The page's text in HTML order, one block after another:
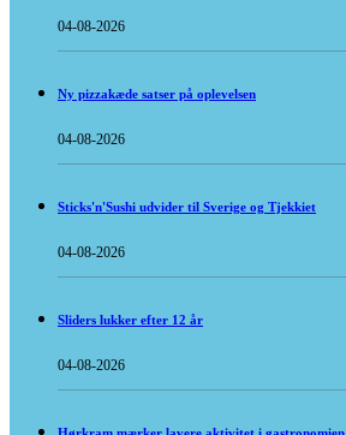
04-08-2026
Ny pizzakæde satser på oplevelsen
04-08-2026
Sticks'n'Sushi udvider til Sverige og Tjekkiet
04-08-2026
Sliders lukker efter 12 år
04-08-2026